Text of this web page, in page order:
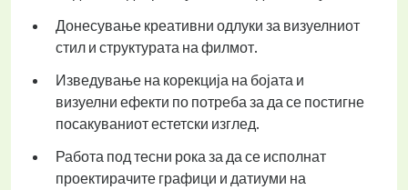
Донесување креативни одлуки за визуелниот
стил и структурата на филмот.
Изведување на корекција на бојата и
визуелни ефекти по потреба за да се постигне
посакуваниот естетски изглед.
Работа под тесни рока за да се исполнат
проектирачите графици и датиуми на